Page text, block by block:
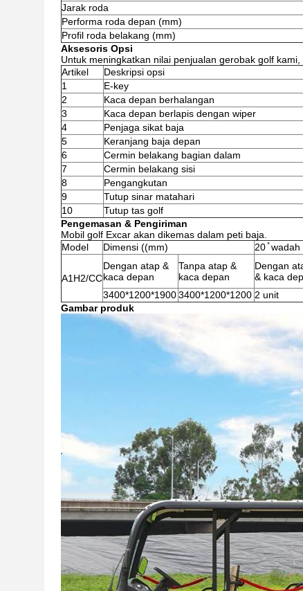
Jarak roda
Performa roda depan (mm)
Profil roda belakang (mm)
Aksesoris Opsi
Untuk meningkatkan nilai penjualan gerobak golf
Artikel
Deskripsi opsi
1
E-key
2
Kaca depan berhalangan
3
Kaca depan berlapis dengan wiper
4
Penjaga sikat baja
5
Keranjang baja depan
6
Cermin belakang bagian dalam
7
Cermin belakang sisi
8
Pengangkutan
9
Tutup sinar matahari
10
Tutup tas golf
Pengemasan & Pengiriman
Mobil golf Excar akan dikemas dalam peti baja.
Model
Dimensi ((mm) 20 ̊ wadah
A1H2/CC
Dengan atap &
kaca depan
Tanpa atap &
kaca depan
Dengan
& kaca
3400*1200*19003400*1200*1200 2 unit
Gambar produk